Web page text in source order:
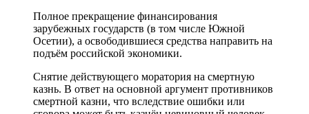
Полное прекращение финансирования
зарубежных государств (в том числе Южной
Осетии), а освободившиеся средства направить на
подъём российской экономики.
Снятие действующего моратория на смертную
казнь. В ответ на основной аргумент противников
смертной казни, что вследствие ошибки или